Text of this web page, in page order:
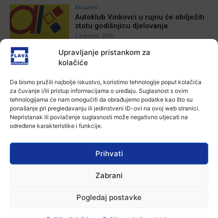
Upravljanje pristankom za
kolačiće
Da bismo pružili najbolje iskustvo, koristimo tehnologije poput kolačića
za čuvanje i/ili pristup informacijama o uređaju. Suglasnost s ovim
tehnologijama će nam omogućiti da obrađujemo podatke kao što su
ponašanje pri pregledavanju ili jedinstveni ID-ovi na ovoj web stranici.
Nepristanak ili povlačenje suglasnosti može negativno utjecati na
određene karakteristike i funkcije.
Prihvati
Zabrani
Pogledaj postavke
Aktualno
Autoklub Vinkovci u rujnu će obilježiti
stotu godišnjicu djelovanja
7 kolovoza, 2026
Aktualno
Divlja liga
7 kolovoza, 2026
Aktualno
U Županji održana Ljetna škola magije
Zbog niskog vodostaja otežana
6 kolovoza, 2026